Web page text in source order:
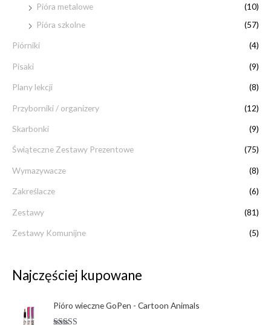
Pióra metalowe
(10)
Pióra szkolne
(57)
Piórniki (4)
Pisaki (9)
Plany lekcji (8)
Przyborniki / organizery (12)
Skarbonki (9)
Świąteczne Zestawy Prezentowe (75)
Wymazywacze (8)
Zakreślacze (6)
Zestawy (81)
Zestawy Komunijne (5)
Najczęściej kupowane
Pióro wieczne GoPen - Cartoon Animals